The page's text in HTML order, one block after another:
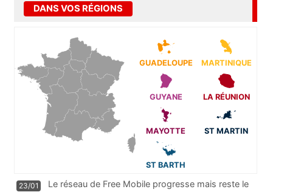
DANS VOS RÉGIONS
GUADELOUPE MARTINIQUE
GUYANE LA RÉUNION
MAYOTTE ST MARTIN
ST BARTH
23/01
Le réseau de Free Mobile progresse mais reste le